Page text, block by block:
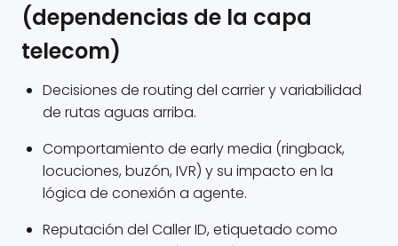
(dependencias de la capa
telecom)
Decisiones de routing del carrier y variabilidad
de rutas aguas arriba.
Comportamiento de early media (ringback,
locuciones, buzón, IVR) y su impacto en la
lógica de conexión a agente.
Reputación del Caller ID, etiquetado como